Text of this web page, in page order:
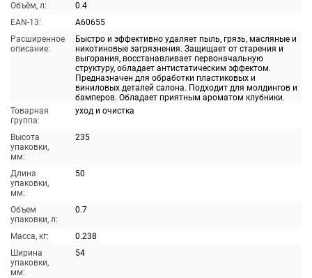
Объём, л:
0.4
EAN-13:
A60655
Расширенное
описание:
Быстро и эффективно удаляет пыль, грязь, масляные и
никотиновые загрязнения. Защищает от старения и
выгорания, восстанавливает первоначальную
структуру, обладает антистатическим эффектом.
Предназначен для обработки пластиковых и
виниловых деталей салона. Подходит для молдингов и
бамперов. Обладает приятным ароматом клубники.
Товарная
группа:
уход и очистка
Высота
упаковки,
мм:
235
Длина
упаковки,
мм:
50
Объем
упаковки, л:
0.7
Масса, кг:
0.238
Ширина
упаковки,
мм:
54